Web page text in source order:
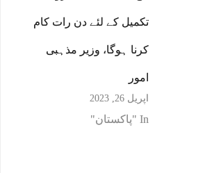
تکمیل کے لئے دن رات کام
کرنا ہوگا، وزیر مذہبی
امور
اپریل 26, 2023
In "پاکستان"